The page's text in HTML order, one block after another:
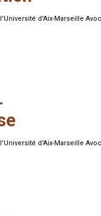
d'Aix-Marseille
d'Aix-Marseille